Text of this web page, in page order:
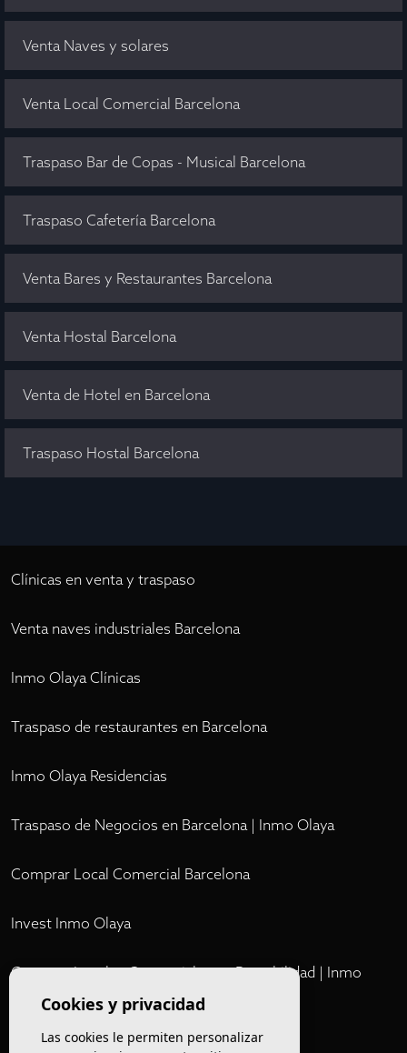
Venta Naves y solares
Venta Local Comercial Barcelona
Traspaso Bar de Copas - Musical Barcelona
Traspaso Cafetería Barcelona
Venta Bares y Restaurantes Barcelona
Venta Hostal Barcelona
Venta de Hotel en Barcelona
Traspaso Hostal Barcelona
Clínicas en venta y traspaso
Venta naves industriales Barcelona
Inmo Olaya Clínicas
Traspaso de restaurantes en Barcelona
Inmo Olaya Residencias
Traspaso de Negocios en Barcelona | Inmo Olaya
Comprar Local Comercial Barcelona
Invest Inmo Olaya
Comprar Locales Comerciales en Rentabilidad | Inmo
OlayaCookies y privacidad
Las cookies le permiten personalizar